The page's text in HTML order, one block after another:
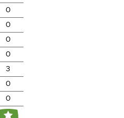
0
0
0
0
3
0
0